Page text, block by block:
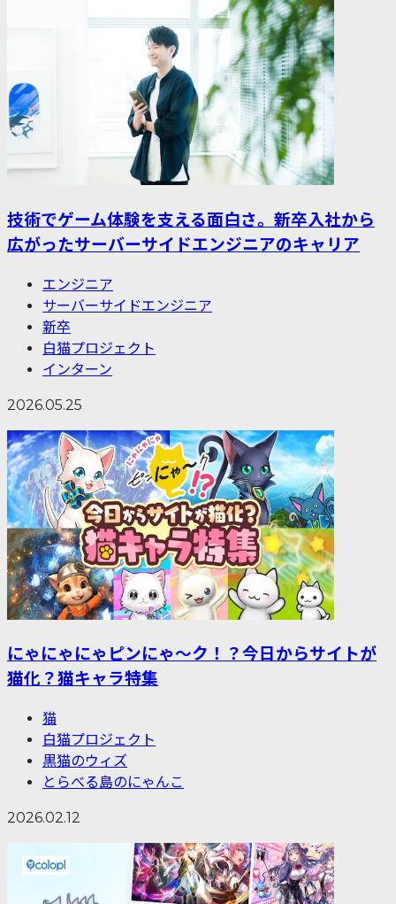
技術でゲーム体験を支える面白さ。新卒入社から
広がったサーバーサイドエンジニアのキャリア
エンジニア
サーバーサイドエンジニア
新卒
白猫プロジェクト
インターン
2026.05.25
にゃにゃにゃピンにゃ〜ク！？今日からサイトが
猫化？猫キャラ特集
猫
白猫プロジェクト
黒猫のウィズ
とらべる島のにゃんこ
2026.02.12